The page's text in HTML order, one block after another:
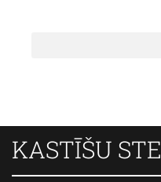
KASTĪŠU